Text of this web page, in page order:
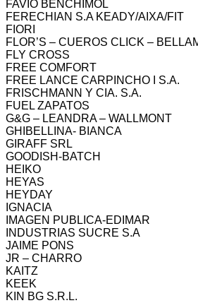
FAVIO BENCHIMOL
FERECHIAN S.A KEADY/AIXA/FIT
FIORI
FLOR’S – CUEROS CLICK –
FLY CROSS
FREE COMFORT
FREE LANCE CARPINCHO I S.A.
FRISCHMANN Y CIA. S.A.
FUEL ZAPATOS
G&G – LEANDRA – WALLMONT
GHIBELLINA- BIANCA
GIRAFF SRL
GOODISH-BATCH
HEIKO
HEYAS
HEYDAY
IGNACIA
IMAGEN PUBLICA-EDIMAR
INDUSTRIAS SUCRE S.A
JAIME PONS
JR – CHARRO
KAITZ
KEEK
KIN BG S.R.L.